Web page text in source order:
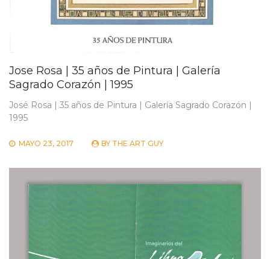
Jose Rosa | 35 años de Pintura | Galería
Sagrado Corazón | 1995
José Rosa | 35 años de Pintura | Galería Sagrado Corazón |
1995
MAYO 23, 2017 BY THE ART GUY